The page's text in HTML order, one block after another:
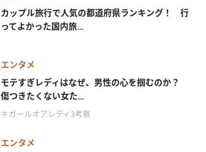
カップル旅行で人気の都道府県ランキング！ 行
ってよかった国内旅...
エンタメ
モテすぎレディはなぜ、男性の心を掴むのか？
傷つきたくない女た...
＃ガールオアレディ3考察
エンタメ